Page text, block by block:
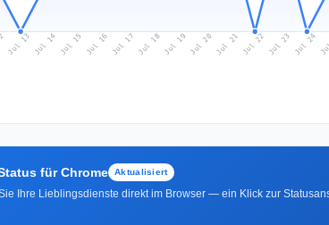
Jul 13 Jul 14 Jul 15 Jul 16 Jul 17 Jul 18Jul 19 Jul 20 Jul 21 Jul 22 Jul 23 Jul 24
für Chrome Aktualisiert
Ihre Lieblingsdienste direkt im Browser — ein Klick zur